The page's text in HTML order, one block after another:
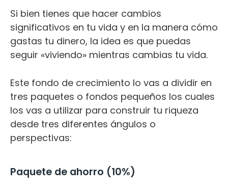
Si bien tienes que hacer cambios
significativos en tu vida y en la manera cómo
gastas tu dinero, la idea es que puedas
seguir «viviendo» mientras cambias tu vida.
Este fondo de crecimiento lo vas a dividir en
tres paquetes o fondos pequeños los cuales
los vas a utilizar para construir tu riqueza
desde tres diferentes ángulos o
perspectivas:
Paquete de ahorro (10%)